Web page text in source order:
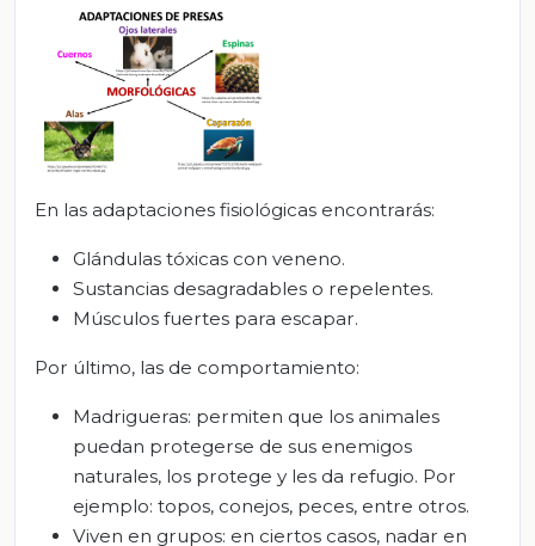
En las adaptaciones fisiológicas encontrarás:
Glándulas tóxicas con veneno.
Sustancias desagradables o repelentes.
Músculos fuertes para escapar.
Por último, las de comportamiento:
Madrigueras: permiten que los animales
puedan protegerse de sus enemigos
naturales, los protege y les da refugio. Por
ejemplo: topos, conejos, peces, entre otros.
Viven en grupos: en ciertos casos, nadar en